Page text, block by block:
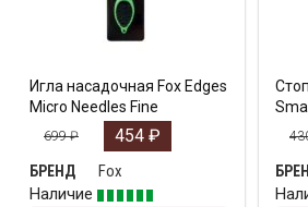
Игла насадочная Fox Edges
Micro Needles Fine
699₽ 454 ₽
БРЕНД
Fox
Наличие